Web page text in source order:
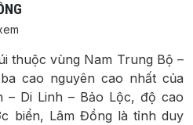
thuộc vùng Nam Trung Bộ –
cao nguyên cao nhất của
– Di Linh – Bảo Lộc, độ cao
biển, Lâm Đồng là tỉnh duy